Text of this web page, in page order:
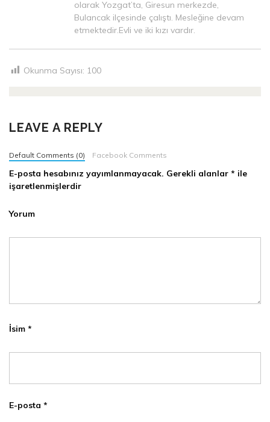
olarak Yozgat’ta, Giresun merkezde,
Bulancak ilçesinde çalıştı. Mesleğine devam
etmektedir.Evli ve iki kızı vardır.
Okunma Sayısı: 100
LEAVE A REPLY
Default Comments (0) Facebook Comments
E-posta hesabınız yayımlanmayacak. Gerekli alanlar * ile
işaretlenmişlerdir
Yorum
İsim *
E-posta *